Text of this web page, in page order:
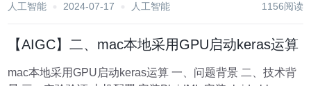
有： 标题：AI写作会重复吗？七个角度解析疑虑 随着人工智
人工智能 2024-07-17 人工智能 1156阅读
【AIGC】二、mac本地采用GPU启动keras运算
mac本地采用GPU启动keras运算 一、问题背景 二、技术背